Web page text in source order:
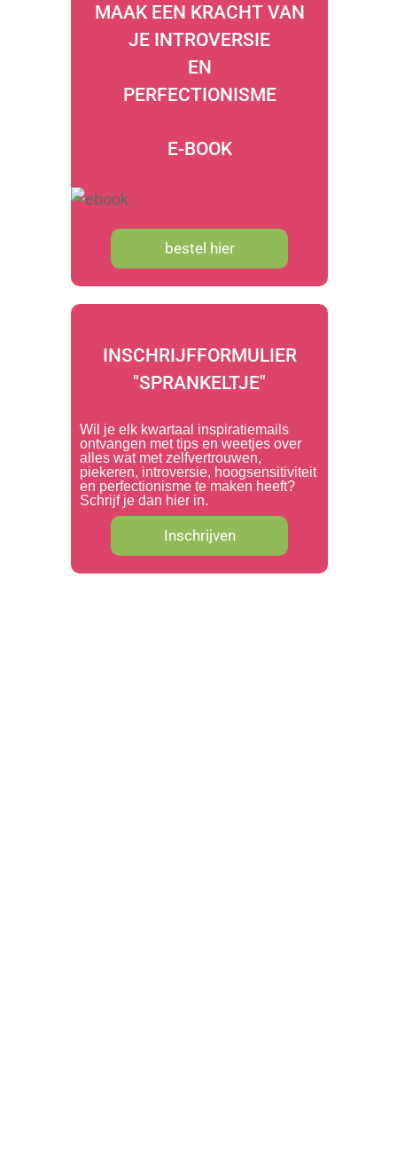
MAAK EEN KRACHT VAN
JE INTROVERSIE
EN
PERFECTIONISME
E-BOOK
bestel hier
INSCHRIJFFORMULIER
"SPRANKELTJE"
Wil je elk kwartaal inspiratiemails
ontvangen met tips en weetjes over
alles wat met zelfvertrouwen,
piekeren, introversie, hoogsensitiviteit
en perfectionisme te maken heeft?
Schrijf je dan hier in.
Inschrijven